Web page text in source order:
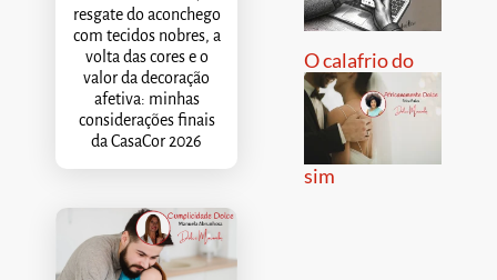
resgate do aconchego
com tecidos nobres, a
volta das cores e o
valor da decoração
afetiva: minhas
considerações finais
da CasaCor 2026
O calafrio do
sim